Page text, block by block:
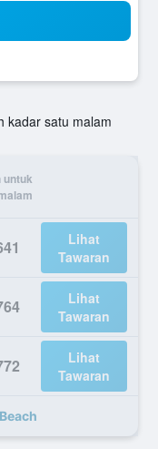
kadar satu malam
untuk
Lihat
Tawaran
Lihat
Tawaran
Lihat
Tawaran